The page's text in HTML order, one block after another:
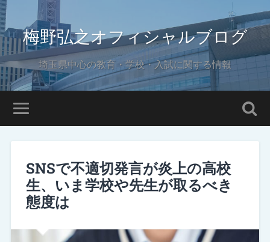
梅野弘之オフィシャルブログ
埼玉県中心の教育・学校・入試に関する情報
SNSで不適切発言が炎上の高校
生、いま学校や先生が取るべき
態度は